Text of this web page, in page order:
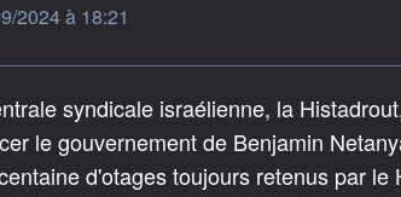
par
2024 à 18:21
syndicale israélienne, la
le gouvernement de Benjamin
d'otages toujours retenus par